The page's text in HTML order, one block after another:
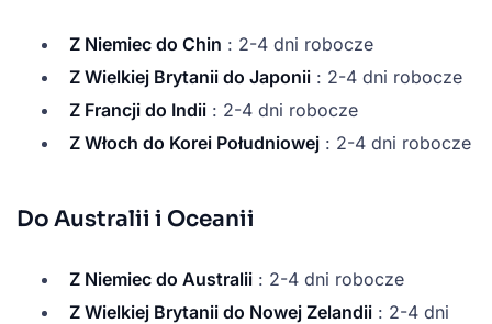
Z Niemiec do Chin : 2-4 dni robocze
Z Wielkiej Brytanii do Japonii : 2-4 dni robocze
Z Francji do Indii : 2-4 dni robocze
Z Włoch do Korei Południowej : 2-4 dni robocze
Do Australii i Oceanii
Z Niemiec do Australii : 2-4 dni robocze
Z Wielkiej Brytanii do Nowej Zelandii : 2-4 dni